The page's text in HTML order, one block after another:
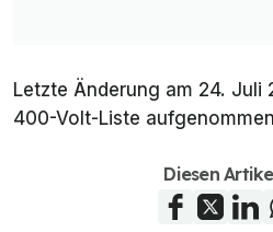
Letzte Änderung am 24. Juli
400-Volt-Liste
Diesen